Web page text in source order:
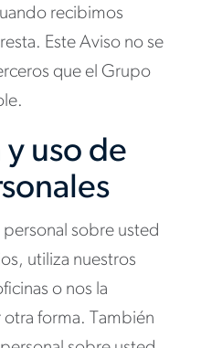
recibimos
Este Aviso no se
que el Grupo
uso de
sobre usted
utiliza nuestros
o nos la
forma. También